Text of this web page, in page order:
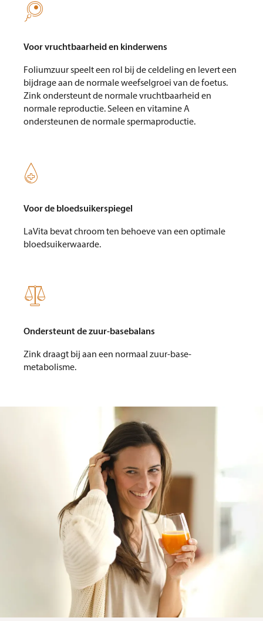

Voor vruchtbaarheid en kinderwens
Foliumzuur speelt een rol bij de celdeling en levert een
bijdrage aan de normale weefselgroei van de foetus.
Zink ondersteunt de normale vruchtbaarheid en
normale reproductie. Seleen en vitamine A
ondersteunen de normale spermaproductie.

Voor de bloedsuikerspiegel
LaVita bevat chroom ten behoeve van een optimale
bloedsuikerwaarde.

Ondersteunt de zuur-basebalans
Zink draagt bij aan een normaal zuur-base-
metabolisme.